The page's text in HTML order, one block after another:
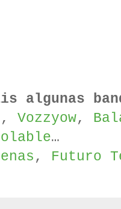
algunas
, Vozzyow,
…
, Futuro